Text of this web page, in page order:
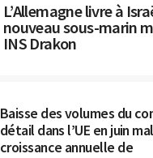
L’Allemagne livre à
nouveau sous-marin
INS Drakon
Baisse des volumes du
détail dans l’UE en juin
croissance annuelle de